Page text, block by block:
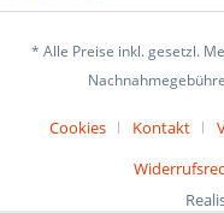
* Alle Preise inkl. gesetzl.
Cookies Kontakt